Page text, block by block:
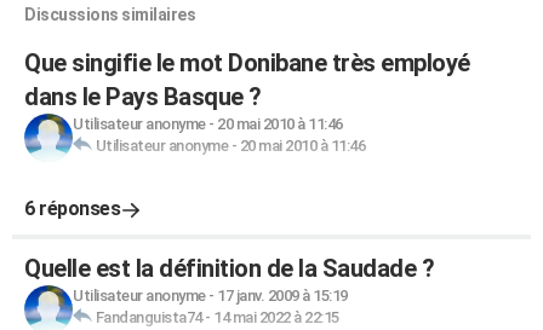
Discussions similaires
Que singifie le mot Donibane très employé
dans le Pays Basque ?
Utilisateur anonyme- 20 mai 2010 à 11:46
Utilisateur anonyme- 20 mai 2010 à 11:46
6 réponses
Quelle est la définition de la Saudade ?
Utilisateur anonyme- 17 janv. 2009 à 15:19
Fandanguista74- 14 mai 2022 à 22:15